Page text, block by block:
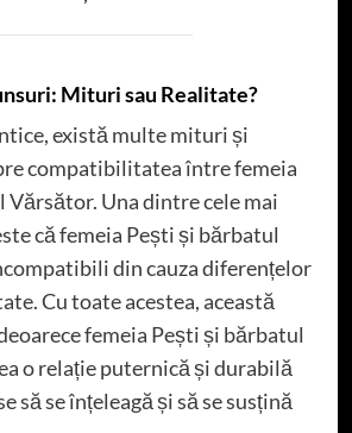
Mituri sau Realitate?
există multe mituri și
compatibilitatea între femeia
Una dintre cele mai
că femeia Pești și bărbatul
din cauza diferențelor
Cu toate acestea, această
femeia Pești și bărbatul
o relație puternică și durabilă
să se înțeleagă și să se susțină